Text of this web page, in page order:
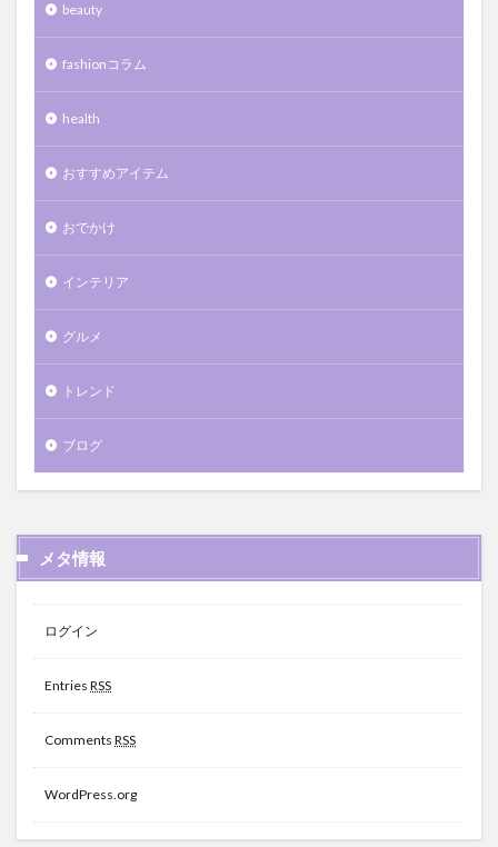
beauty
fashionコラム
health
おすすめアイテム
おでかけ
インテリア
グルメ
トレンド
ブログ
メタ情報
ログイン
Entries RSS
Comments RSS
WordPress.org